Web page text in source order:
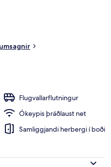
nýtt sér að skíðapassar og
sem hafa heimsótt staðinn hafa
starfsfólk og ástand
Flugvallarflutningur
Ókeypis þráðlaust net
Samliggjandi herbergi í boði